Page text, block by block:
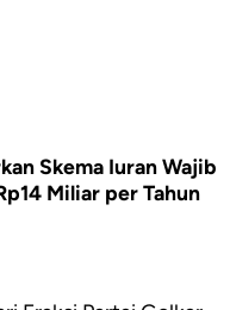
Skema Iuran Wajib
Miliar per Tahun